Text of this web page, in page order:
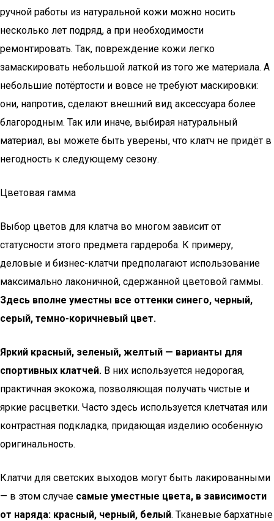
ручной работы из натуральной кожи можно носить
несколько лет подряд, а при необходимости
ремонтировать. Так, повреждение кожи легко
замаскировать небольшой латкой из того же материала. А
небольшие потёртости и вовсе не требуют маскировки:
они, напротив, сделают внешний вид аксессуара более
благородным. Так или иначе, выбирая натуральный
материал, вы можете быть уверены, что клатч не придёт в
негодность к следующему сезону.
Цветовая гамма
Выбор цветов для клатча во многом зависит от
статусности этого предмета гардероба. К примеру,
деловые и бизнес-клатчи предполагают использование
максимально лаконичной, сдержанной цветовой гаммы.
Здесь вполне уместны все оттенки синего, черный,
серый, темно-коричневый цвет.
Яркий красный, зеленый, желтый — варианты для
спортивных клатчей. В них используется недорогая,
практичная экокожа, позволяющая получать чистые и
яркие расцветки. Часто здесь используется клетчатая или
контрастная подкладка, придающая изделию особенную
оригинальность.
Клатчи для светских выходов могут быть лакированными
— в этом случае самые уместные цвета, в зависимости
от наряда: красный, черный, белый. Тканевые бархатные